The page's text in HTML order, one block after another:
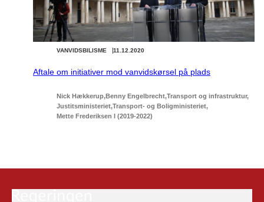
11.12.2020
VANVIDSBILISME
Aftale om initiativer mod vanvidskørsel på plads
Nick Hækkerup Benny Engelbrecht Transport og infrastruktur
Justitsministeriet Transport- og Boligministeriet
Mette Frederiksen I (2019-2022)